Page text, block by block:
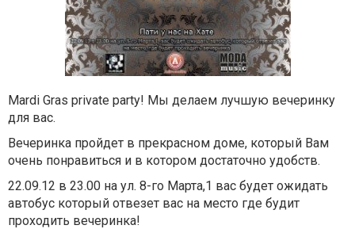
Mardi Gras private party! Мы делаем лучшую вечеринку
для вас.
Вечеринка пройдет в прекрасном доме, который Вам
очень понравиться и в котором достаточно удобств.
22.09.12 в 23.00 на ул. 8-го Марта,1 вас будет ожидать
автобус который отвезет вас на место где будит
проходить вечеринка!